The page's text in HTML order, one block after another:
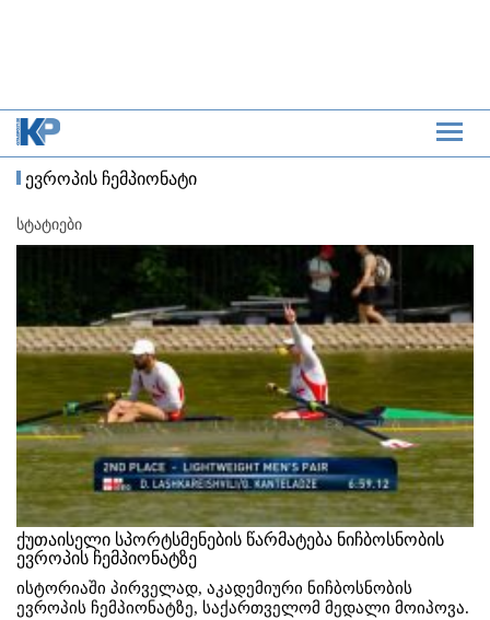
ევროპის ჩემპიონატი
სტატიები
ქუთაისელი სპორტსმენების წარმატება ნიჩბოსნობის
ევროპის ჩემპიონატზე
ისტორიაში პირველად, აკადემიური ნიჩბოსნობის
ევროპის ჩემპიონატზე, საქართველომ მედალი მოიპოვა.